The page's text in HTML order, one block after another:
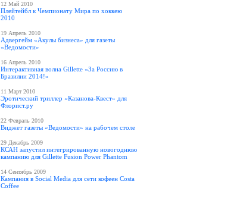
12 Май 2010
Плейтейбл к Чемпионату Мира по хоккею
2010
19 Апрель 2010
Адвергейм «Акулы бизнеса» для газеты
«Ведомости»
16 Апрель 2010
Интерактивная волна Gillette «За Россию в
Бразилии 2014!»
11 Март 2010
Эротический триллер «Казанова-Квест» для
Флорист.ру
22 Февраль 2010
Виджет газеты «Ведомости» на рабочем столе
29 Декабрь 2009
КСАН запустил интегрированную новогоднюю
кампанию для Gillette Fusion Power Phantom
14 Сентябрь 2009
Кампания в Social Media для сети кофеен Costa
Coffee